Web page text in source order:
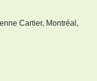
Cartier, Montréal,